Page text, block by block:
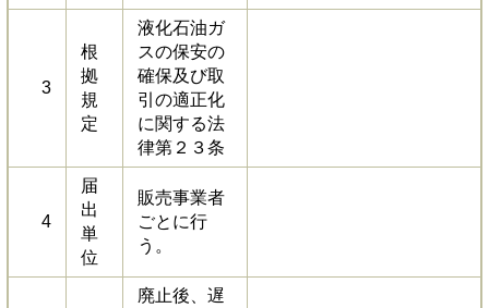
3
根
拠
規
定
液化石油ガ
スの保安の
確保及び取
引の適正化
に関する法
律第２３条
4
届
出
単
位
販売事業者
ごとに行
う。
廃止後、遅